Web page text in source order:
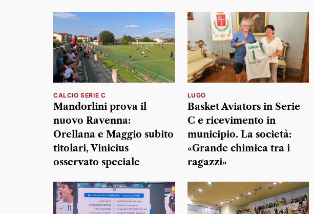
CALCIO SERIE C
Mandorlini prova il
nuovo Ravenna:
Orellana e Maggio subito
titolari, Vinicius
osservato speciale
LUGO
Basket Aviators in Serie
C e ricevimento in
municipio. La società:
«Grande chimica tra i
ragazzi»